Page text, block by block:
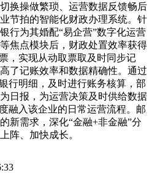
换操做繁琐、运营数据反馈畅后
节拍的智能化财政办理系统。针
行为其婚配“易企营”数字化运营
焦点模块后，财政处置效率获得
，实现从动取票取及时同步记
了记账效率和数据精确性。通过
行明细，及时进行账务核算，部
日报，为运营决策及时供给数据
融入该企业的日常运营流程。邮
新需求，深化“金融+非金融”分
阵、加快成长。